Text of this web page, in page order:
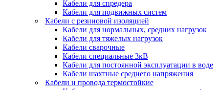
Кабели для спредера
Кабели для подвижных систем
Кабели с резиновой изоляцией
Кабели для нормальных, средних нагрузок
Кабели для тяжелых нагрузок
Кабели сварочные
Кабели специальные 3кВ
Кабели для постоянной эксплуатации в воде
Кабели шахтные среднего напряжения
Кабели и провода термостойкие